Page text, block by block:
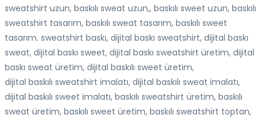
sweatshirt uzun, baskılı sweat uzun,, baskılı sweet uzun, baskılı
sweatshirt tasarım, baskılı sweat tasarım, baskılı sweet
tasarım. sweatshirt baskı, dijital baskı sweatshirt, dijital baskı
sweat, dijital baskı sweet, dijital baskı sweatshirt üretim, dijital
baskı sweat üretim, dijital baskılı sweet üretim,
dijital baskılı sweatshirt imalatı, dijital baskılı sweat imalatı,
dijital baskılı sweet imalatı, baskılı sweatshirt üretim, baskılı
sweat üretim, baskılı sweet üretim, baskılı sweatshirt toptan,